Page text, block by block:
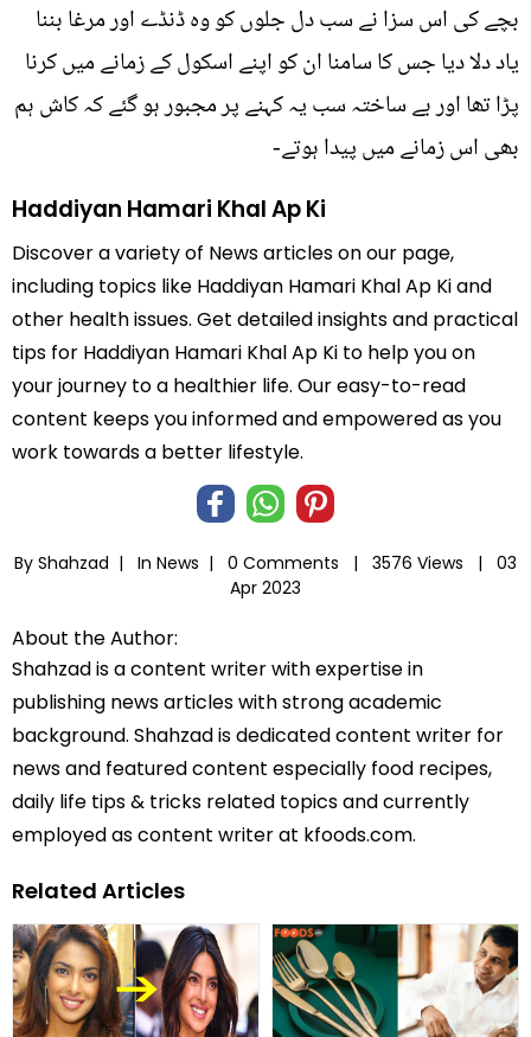
بچے کی اس سزا نے سب دل جلوں کو وہ ڈنڈے اور مرغا بننا
یاد دلا دیا جس کا سامنا ان کو اپنے اسکول کے زمانے میں کرنا
پڑا تھا اور بے ساختہ سب یہ کہنے پر مجبور ہو گئے کہ کاش ہم
بھی اس زمانے میں پیدا ہوتے-
Haddiyan Hamari Khal Ap Ki
Discover a variety of News articles on our page,
including topics like Haddiyan Hamari Khal Ap Ki and
other health issues. Get detailed insights and practical
tips for Haddiyan Hamari Khal Ap Ki to help you on
your journey to a healthier life. Our easy-to-read
content keeps you informed and empowered as you
work towards a better lifestyle.
By Shahzad | In News | 0 Comments | 3576 Views |
03
Apr 2023
About the Author:
Shahzad is a content writer with expertise in
publishing news articles with strong academic
background. Shahzad is dedicated content writer for
news and featured content especially food recipes,
daily life tips & tricks related topics and currently
employed as content writer at kfoods.com.
Related Articles